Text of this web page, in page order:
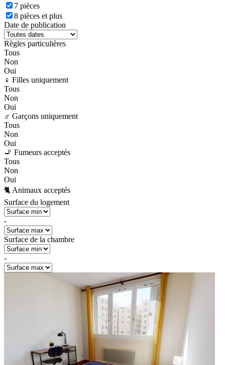
7 pièces
8 pièces et plus
Date de publication
Règles particulières
Tous
Non
Oui
♀️ Filles uniquement
Tous
Non
Oui
♂️ Garçons uniquement
Tous
Non
Oui
🚬 Fumeurs acceptés
Tous
Non
Oui
🐈 Animaux acceptés
Surface du logement
-
Surface de la chambre
-